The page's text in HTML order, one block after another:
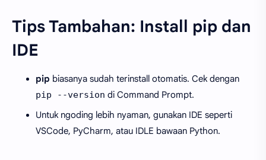
Tips Tambahan: Install pip dan
IDE
pip biasanya sudah terinstall otomatis. Cek dengan
pip --version di Command Prompt.
Untuk ngoding lebih nyaman, gunakan IDE seperti
VSCode, PyCharm, atau IDLE bawaan Python.